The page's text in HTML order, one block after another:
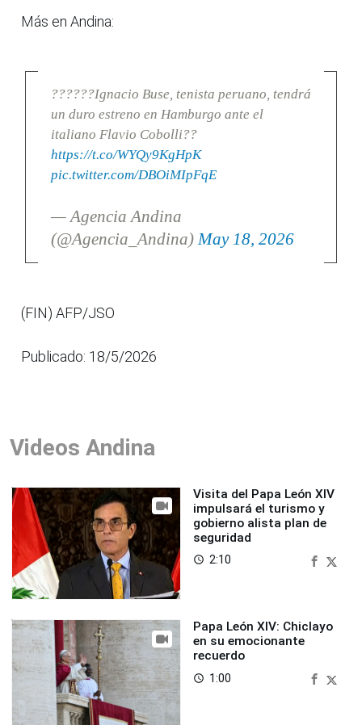
Más en Andina:
??????Ignacio Buse, tenista peruano, tendrá
un duro estreno en Hamburgo ante el
italiano Flavio Cobolli??
https://t.co/WYQy9KgHpK
pic.twitter.com/DBOiMIpFqE
— Agencia Andina
(@Agencia_Andina)May 18, 2026
(FIN) AFP/JSO
Publicado: 18/5/2026
Videos Andina
Visita del Papa León XIV
impulsará el turismo y
gobierno alista plan de
seguridad
access_time 2:10
Papa León XIV: Chiclayo
en su emocionante
recuerdo
access_time 1:00